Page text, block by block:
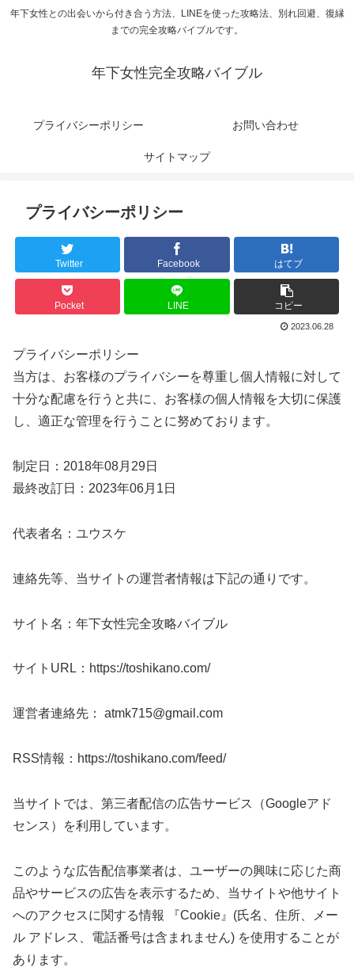
年下女性との出会いから付き合う方法、LINEを使った攻略法、別れ回避、復縁
までの完全攻略バイブルです。
年下女性完全攻略バイブル
プライバシーポリシー お問い合わせ
サイトマップ
プライバシーポリシー
Twitter Facebook はてブ
Pocket LINE コピー
2023.06.28
プライバシーポリシー
当方は、お客様のプライバシーを尊重し個人情報に対して
十分な配慮を行うと共に、お客様の個人情報を大切に保護
し、適正な管理を行うことに努めております。
制定日：2018年08月29日
最終改訂日：2023年06月1日
代表者名：ユウスケ
連絡先等、当サイトの運営者情報は下記の通りです。
サイト名：年下女性完全攻略バイブル
サイトURL：https://toshikano.com/
運営者連絡先： atmk715@gmail.com
RSS情報：https://toshikano.com/feed/
当サイトでは、第三者配信の広告サービス（Googleアド
センス）を利用しています。
このような広告配信事業者は、ユーザーの興味に応じた商
品やサービスの広告を表示するため、当サイトや他サイト
へのアクセスに関する情報 『Cookie』(氏名、住所、メー
ル アドレス、電話番号は含まれません) を使用することが
あります。